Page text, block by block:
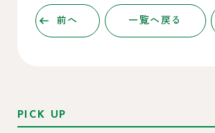
前へ 一覧へ戻る
PICK UP